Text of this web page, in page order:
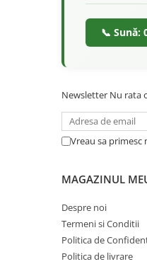
📞 Sună:
Newsletter Nu rata
Vreau sa
MAGAZINUL
Despre noi
Termeni si Conditii
Politica de
Politica de livrare